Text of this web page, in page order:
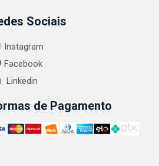
Sociais
Instagram
Facebook
Linkedin
de Pagamento